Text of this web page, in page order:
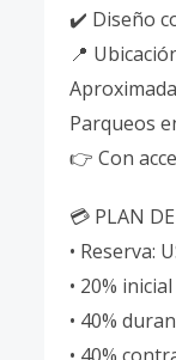
✔️ Diseño
📍
Parqueos
👉 Con
💳 PLAN
• Reserva:
• 20%
• 40%